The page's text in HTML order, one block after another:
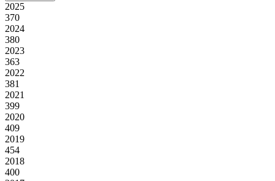
2025
370
2024
380
2023
363
2022
381
2021
399
2020
409
2019
454
2018
400